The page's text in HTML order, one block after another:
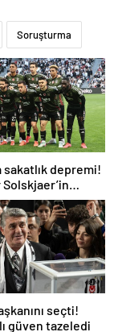
Soruşturma
sakatlık depremi!
Solskjaer’in
çekti
seçti!
güven tazeledi